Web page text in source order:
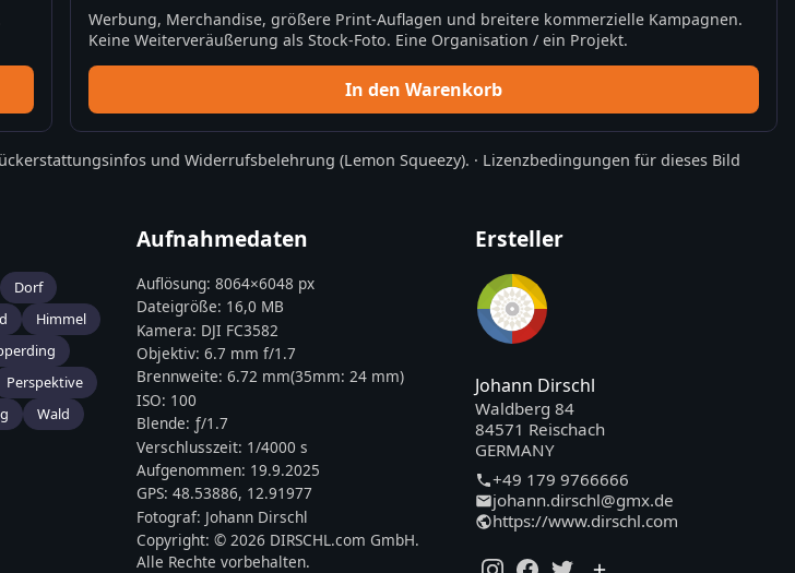
Werbung, Merchandise, größere Print-Auflagen und breitere kommerzielle Kampagnen.
Keine Weiterveräußerung als Stock-Foto. Eine Organisation / ein Projekt.
In den Warenkorb
und Widerrufsbelehrung (Lemon Squeezy). · Lizenzbedingungen für dieses Bild
Dorf
Himmel
Perspektive
Wald
Aufnahmedaten
Auflösung:8064×6048 px
Dateigröße: 16,0 MB
Kamera: DJI FC3582
Objektiv:6.7 mm f/1.7
Brennweite:6.72 mm(35mm:24 mm)
ISO: 100
Blende: ƒ/1.7
Verschlusszeit: 1/4000 s
Aufgenommen: 19.9.2025
GPS:48.53886, 12.91977
Fotograf: Johann Dirschl
Copyright:© 2026 DIRSCHL.com GmbH.
Alle Rechte vorbehalten.
Ersteller
Johann Dirschl
Waldberg 84
84571 Reischach
GERMANY
+49 179 9766666
johann.dirschl@gmx.de
https://www.dirschl.com